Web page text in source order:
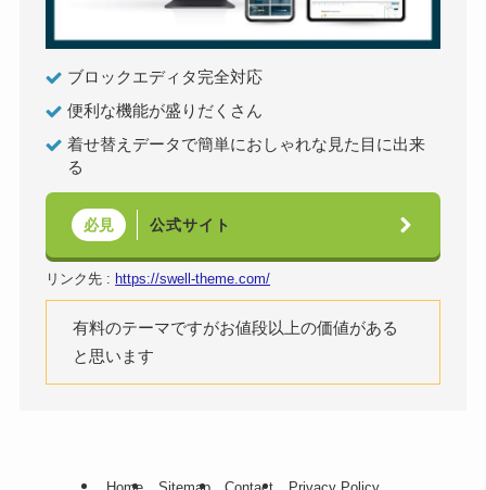
ブロックエディタ完全対応
便利な機能が盛りだくさん
着せ替えデータで簡単におしゃれな見た目に出来
る
必見 公式サイト
リンク先 : https://swell-theme.com/
有料のテーマですがお値段以上の価値がある
と思います